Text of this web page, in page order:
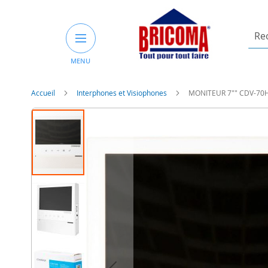
MENU
une
Accueil Interphones et Visiophones MONITEUR 7"" CDV-
Skip
end
the
images